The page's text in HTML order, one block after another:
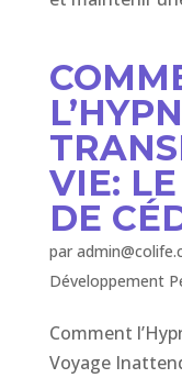
VIE:
DE
par
Développement
Comment
Voyage